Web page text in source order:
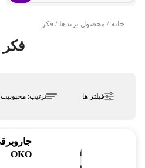
خانه / محصول برندها / فکر
فکر
فیلتر ها ترتیب:محبوبیت
OKO